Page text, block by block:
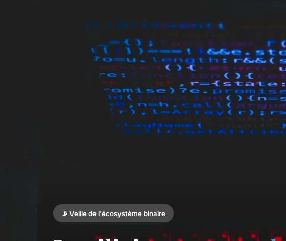
📡 Veille de l'écosystème binaire